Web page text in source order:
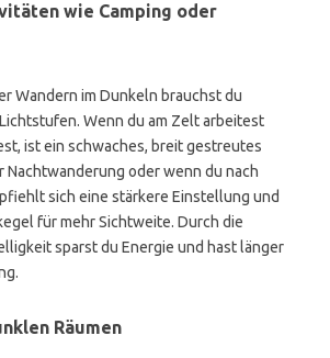
wie Camping oder
Wandern im Dunkeln brauchst du
Wenn du am Zelt arbeitest
ist ein schwaches, breit gestreutes
Nachtwanderung oder wenn du nach
sich eine stärkere Einstellung und
für mehr Sichtweite. Durch die
sparst du Energie und hast länger
Räumen